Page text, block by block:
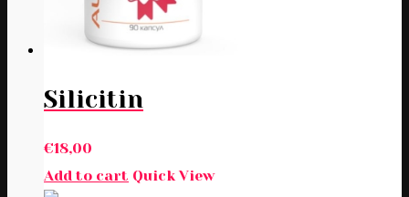
Silicitin
€18,00
Add to cart Quick View